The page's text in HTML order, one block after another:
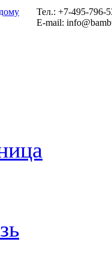
Тел.: +7-495-796-
E-mail: